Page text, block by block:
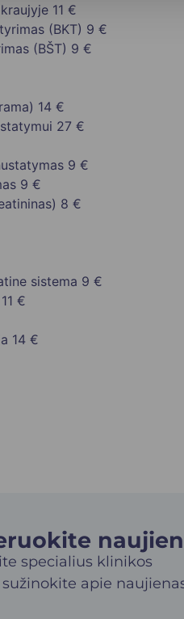
11 €
(BKT) 9 €
(BŠT) 9 €
14 €
27 €
9 €
9 €
8 €
sistema 9 €
11 €
14 €
specialius klinikos
apie